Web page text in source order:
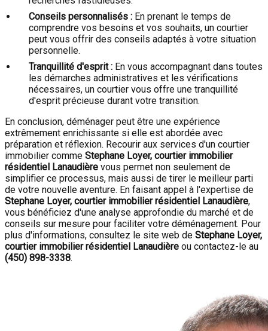
Conseils personnalisés : En prenant le temps de
comprendre vos besoins et vos souhaits, un courtier
peut vous offrir des conseils adaptés à votre situation
personnelle.
Tranquillité d'esprit : En vous accompagnant dans toutes
les démarches administratives et les vérifications
nécessaires, un courtier vous offre une tranquillité
d'esprit précieuse durant votre transition.
En conclusion, déménager peut être une expérience
extrêmement enrichissante si elle est abordée avec
préparation et réflexion. Recourir aux services d'un courtier
immobilier comme Stephane Loyer, courtier immobilier
résidentiel Lanaudière vous permet non seulement de
simplifier ce processus, mais aussi de tirer le meilleur parti
de votre nouvelle aventure. En faisant appel à l'expertise de
Stephane Loyer, courtier immobilier résidentiel Lanaudière,
vous bénéficiez d'une analyse approfondie du marché et de
conseils sur mesure pour faciliter votre déménagement. Pour
plus d'informations, consultez le site web de Stephane Loyer,
courtier immobilier résidentiel Lanaudière ou contactez-le au
(450) 898-3338.